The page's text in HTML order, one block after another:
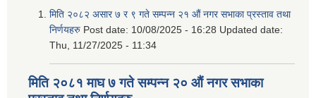
मिति २०८२ असार ७ र ९ गते सम्पन्न २१ औं नगर सभाका प्रस्ताव तथा
निर्णयहरु Post date: 10/08/2025 - 16:28 Updated date:
Thu, 11/27/2025 - 11:34
मिति २०८१ माघ ७ गते सम्पन्न २० औं नगर सभाका